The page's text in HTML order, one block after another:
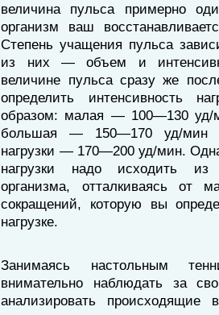
величина пульса примерно
организм ваш
Степень учащения пульса
из них — объем и
величине пульса сразу же
определить интенсивность
образом: малая — 100—130
большая — 150—170 уд/мин и
нагрузки — 170—200 уд/мин.
нагрузки надо исходить из
организма, отталкиваясь от
сокращений, которую вы
нагрузке.
Занимаясь настольным
внимательно наблюдать за
анализировать